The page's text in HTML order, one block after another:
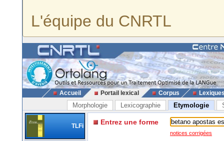
L'équipe du CNRTL
Accueil Portail lexical Corpus
Morphologie Lexicographie Etymologie
TLFi Entrez une forme
notices corrigées